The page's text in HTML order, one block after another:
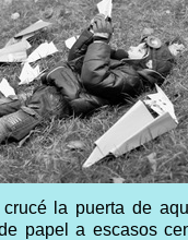
la puerta de
papel a escasos